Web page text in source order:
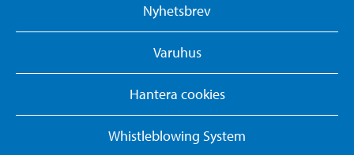
Nyhetsbrev
Varuhus
Hantera cookies
Whistleblowing System